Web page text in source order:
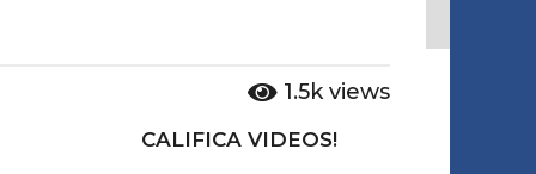
1.5k views
CALIFICA VIDEOS!